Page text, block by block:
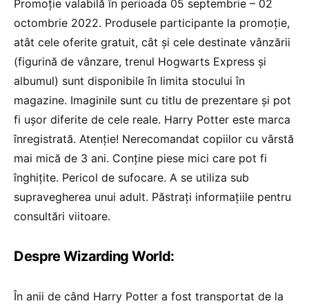
Promoție valabilă în perioada 05 septembrie – 02
octombrie 2022. Produsele participante la promoție,
atât cele oferite gratuit, cât și cele destinate vânzării
(figurină de vânzare, trenul Hogwarts Express și
albumul) sunt disponibile în limita stocului în
magazine. Imaginile sunt cu titlu de prezentare și pot
fi ușor diferite de cele reale. Harry Potter este marca
înregistrată. Atenție! Nerecomandat copiilor cu vârstă
mai mică de 3 ani. Conține piese mici care pot fi
înghițite. Pericol de sufocare. A se utiliza sub
supravegherea unui adult. Păstrați informațiile pentru
consultări viitoare.
Despre Wizarding World:
În anii de când Harry Potter a fost transportat de la